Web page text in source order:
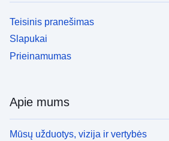
Teisinis pranešimas
Slapukai
Prieinamumas
Apie mums
Mūsų užduotys, vizija ir vertybės